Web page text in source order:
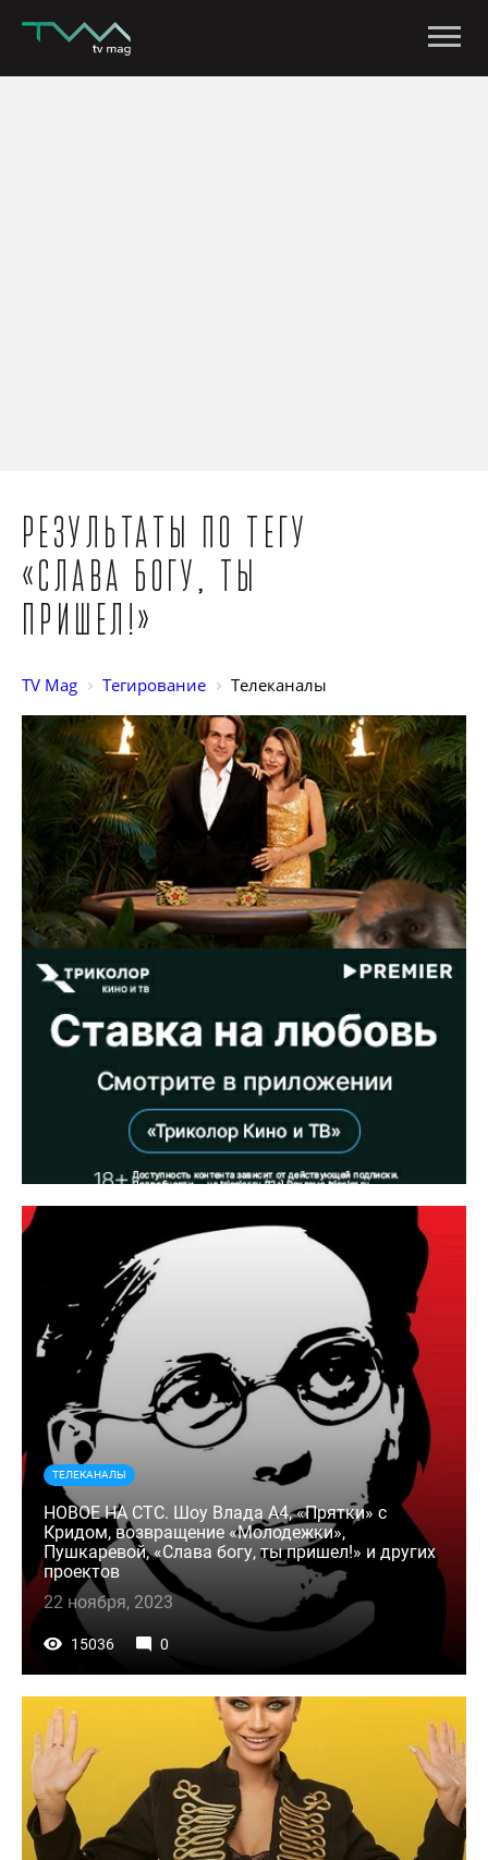
Результаты по тегу
«Слава богу, ты
пришел!»
TV Mag Тегирование Телеканалы
ТЕЛЕКАНАЛЫ
НОВОЕ НА СТС. Шоу Влада А4, «Прятки» с
Кридом, возвращение «Молодежки»,
Пушкаревой, «Слава богу, ты пришел!» и других
проектов
22 ноября, 2023
15036 0